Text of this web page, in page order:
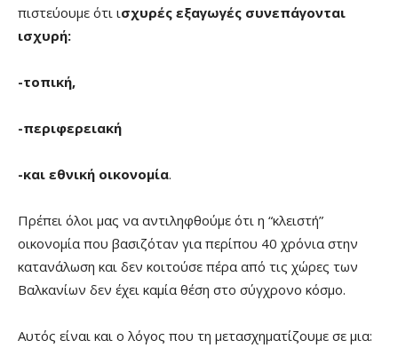
πιστεύουμε ότι ισχυρές εξαγωγές συνεπάγονται
ισχυρή:
-τοπική,
-περιφερειακή
-και εθνική οικονομία.
Πρέπει όλοι μας να αντιληφθούμε ότι η “κλειστή”
οικονομία που βασιζόταν για περίπου 40 χρόνια στην
κατανάλωση και δεν κοιτούσε πέρα από τις χώρες των
Βαλκανίων δεν έχει καμία θέση στο σύγχρονο κόσμο.
Αυτός είναι και ο λόγος που τη μετασχηματίζουμε σε μια: